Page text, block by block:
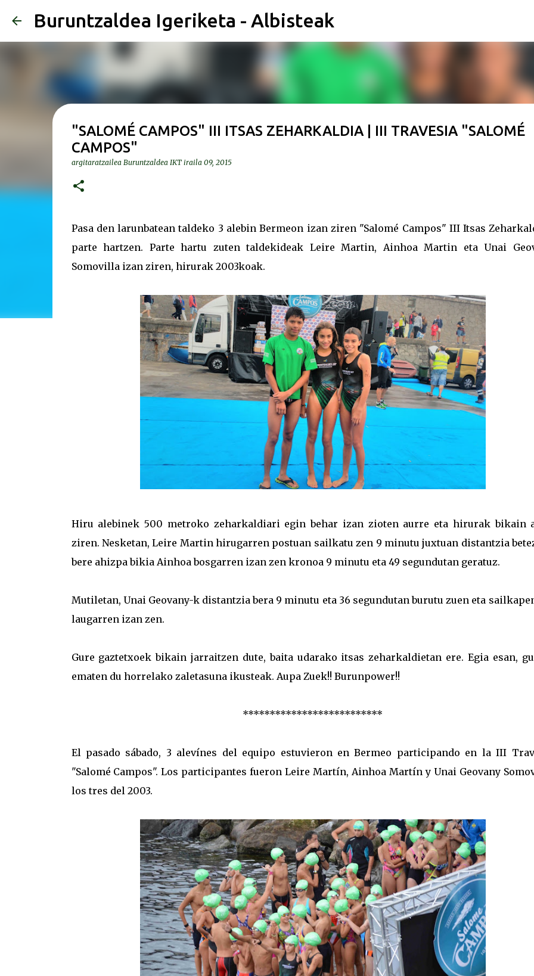
Saltatu eta joan eduki nagusira
Buruntzaldea Igeriketa - Albisteak
"SALOMÉ CAMPOS" III ITSAS ZEHARKALDIA | III TRAVESIA "SALOMÉ
CAMPOS"
argitaratzailea Buruntzaldea IKT iraila 09, 2015
Pasa den larunbatean taldeko 3 alebin Bermeon izan ziren "Salomé Campos" III Itsas
parte hartzen. Parte hartu zuten taldekideak Leire Martin, Ainhoa Martin eta Unai
Somovilla izan ziren, hirurak 2003koak.
Hiru alebinek 500 metroko zeharkaldiari egin behar izan zioten aurre eta hirurak bikain
ziren. Nesketan, Leire Martin hirugarren postuan sailkatu zen 9 minutu juxtuan distantzia
bere ahizpa bikia Ainhoa bosgarren izan zen kronoa 9 minutu eta 49 segundutan geratuz.
Mutiletan, Unai Geovany-k distantzia bera 9 minutu eta 36 segundutan burutu zuen eta
laugarren izan zen.
Gure gaztetxoek bikain jarraitzen dute, baita udarako itsas zeharkaldietan ere. Egia esan,
ematen du horrelako zaletasuna ikusteak. Aupa Zuek!! Burunpower!!
**************************
El pasado sábado, 3 alevínes del equipo estuvieron en Bermeo participando en la III
"Salomé Campos". Los participantes fueron Leire Martín, Ainhoa Martín y Unai Geovany
los tres del 2003.